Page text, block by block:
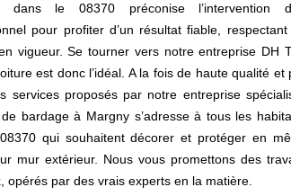
dans le 08370 préconise l’intervention
pour profiter d’un résultat fiable, respectant
vigueur. Se tourner vers notre entreprise DH
est donc l’idéal. A la fois de haute qualité et
services proposés par notre entreprise
bardage à Margny s’adresse à tous les
qui souhaitent décorer et protéger en
mur extérieur. Nous vous promettons des
opérés par des vrais experts en la matière.